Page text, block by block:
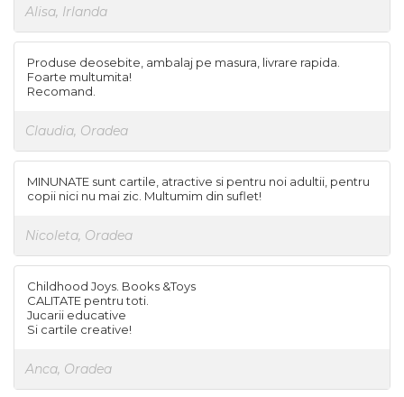
Alisa, Irlanda
Produse deosebite, ambalaj pe masura, livrare rapida.
Foarte multumita!
Recomand.
Claudia, Oradea
MINUNATE sunt cartile, atractive si pentru noi adultii, pentru
copii nici nu mai zic. Multumim din suflet!
Nicoleta, Oradea
Childhood Joys. Books &Toys
CALITATE pentru toti.
Jucarii educative
Si cartile creative!
Anca, Oradea